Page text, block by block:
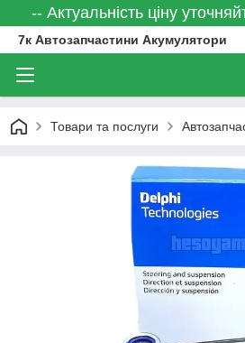
-- Актуальність ціну
7к Автозапчастини Акумулятори
Товари та послуги